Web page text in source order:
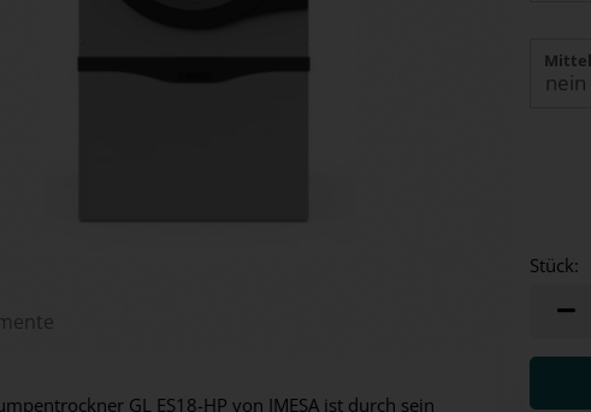
Stück:
Stück
GL ES18-HP von IMESA ist durch sein